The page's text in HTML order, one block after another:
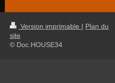
Version imprimable | Plan du
site
© Doc.HOUSE34